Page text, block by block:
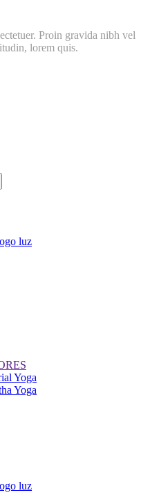
Proin gravida nibh vel
lorem quis.
Yoga
Yoga